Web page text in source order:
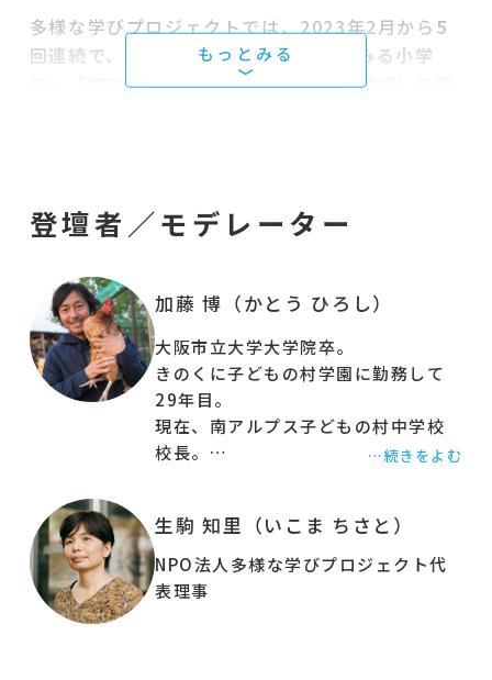
多様な学びプロジェクトでは、2023年2月から 5
回連続で、《直伝！実践のための「夢みる小学
校」「学び」のつくり方 深堀り連続講座》
☑︎『夢みる小学校』きのくに子どもの村学園が考
☑︎子どもたちとのプロジェクト学習の手法やミー
ティングの開き方 等、
公教育や家庭、フリースクールで「夢みる小学
校」の実践の取り入れ方
皆さんからの質問にもたっぷり答えて頂きます。
・教育、保育に関わる方だけでなく、保護者や会
社の管理職の立場にある方にも、子どもへの声か
けや接し方の工夫の中に、人間関係を育む本質的
なヒントを見つけられるかもしれません。
登壇者／モデレーター
加藤 博（かとう ひろし）
大阪市立大学大学院卒。
きのくに子どもの村学園に勤務して
29年目。
現在、南アルプス子どもの村中学校
校長。
…続きをよむ
生駒 知里（いこま ちさと）
NPO法人多様な学びプロジェクト代
表理事